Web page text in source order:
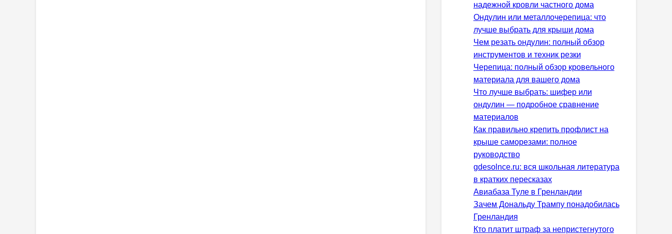
надежной кровли частного дома
Ондулин или металлочерепица: что
лучше выбрать для крыши дома
Чем резать ондулин: полный обзор
инструментов и техник резки
Черепица: полный обзор кровельного
материала для вашего дома
Что лучше выбрать: шифер или
ондулин — подробное сравнение
материалов
Как правильно крепить профлист на
крыше саморезами: полное
руководство
gdesolnce.ru: вся школьная литература
в кратких пересказах
Авиабаза Туле в Гренландии
Зачем Дональду Трампу понадобилась
Гренландия
Кто платит штраф за непристегнутого